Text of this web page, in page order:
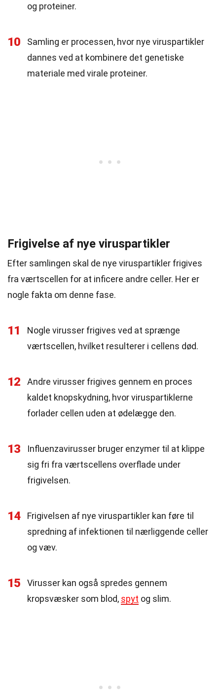
og proteiner.
10
Samling er processen, hvor nye viruspartikler
dannes ved at kombinere det genetiske
materiale med virale proteiner.
Frigivelse af nye viruspartikler
Efter samlingen skal de nye viruspartikler frigives
fra værtscellen for at inficere andre celler. Her er
nogle fakta om denne fase.
11
Nogle virusser frigives ved at sprænge
værtscellen, hvilket resulterer i cellens død.
12
Andre virusser frigives gennem en proces
kaldet knopskydning, hvor viruspartiklerne
forlader cellen uden at ødelægge den.
13
Influenzavirusser bruger enzymer til at klippe
sig fri fra værtscellens overflade under
frigivelsen.
14
Frigivelsen af nye viruspartikler kan føre til
spredning af infektionen til nærliggende celler
og væv.
15
Virusser kan også spredes gennem
kropsvæsker som blod, spyt og slim.